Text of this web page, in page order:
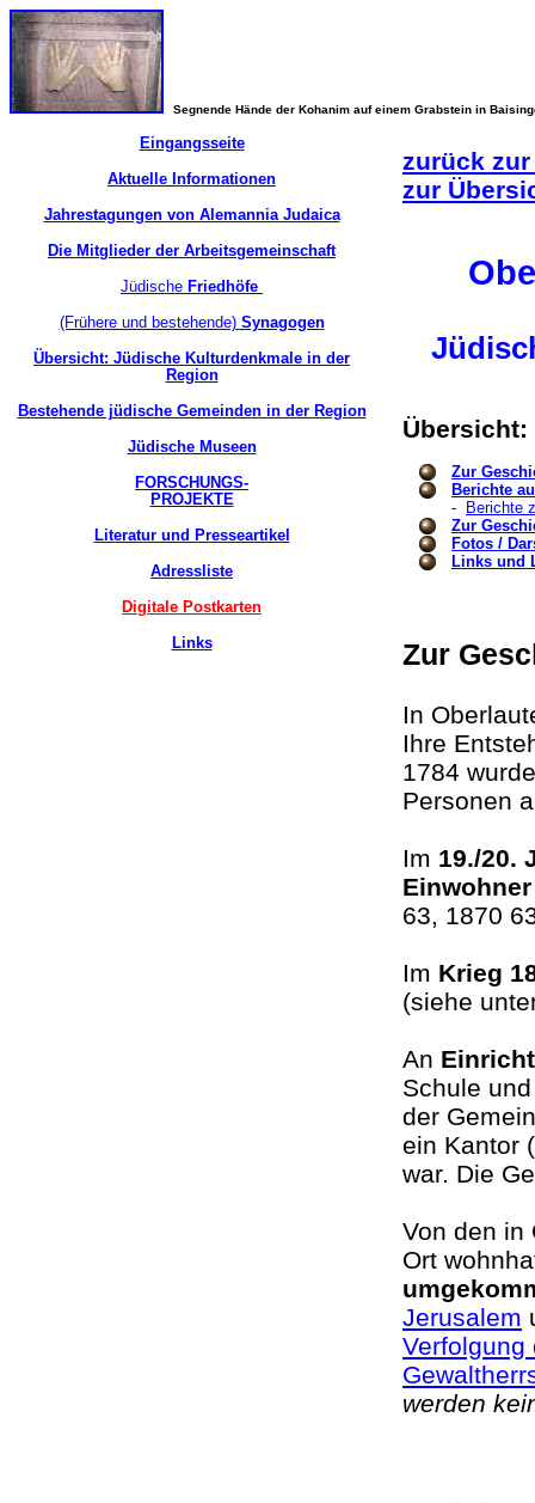
Segnende Hände der Kohanim auf einem Grabstein in
Eingangsseite
Aktuelle Informationen
Jahrestagungen von Alemannia Judaica
Die Mitglieder der Arbeitsgemeinschaft
Jüdische Friedhöfe
(Frühere und bestehende)Synagogen
Übersicht: Jüdische Kulturdenkmale in der
Region
Bestehende jüdische Gemeinden in der Region
Jüdische Museen
FORSCHUNGS-
PROJEKTE
Literatur und Presseartikel
Adressliste
Digitale Postkarten
Links
zurück
zur
Zur
Berichte
-
Berichte
Zur
Fotos /
Links und
Zur
In
Ihre
1784
Personen
Im 19./20.
Einwohner
63, 1870
Im Krieg
(siehe
An
Schule
der
ein Kantor
war. Die
Von den in
Ort
Jerusalem
Verfolgung
werden